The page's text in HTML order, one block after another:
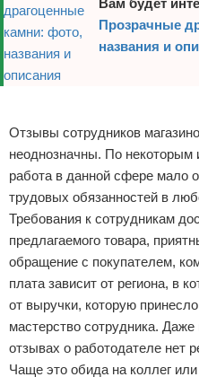
Вам будет
Прозрачные
названия и
Отзывы сотрудников
неоднозначны. По некоторым
работа в данной сфере мало
трудовых обязанностей в
Требования к сотрудникам
предлагаемого товара,
обращение с покупателем,
плата зависит от региона, в
от выручки, которую
мастерство сотрудника.
отзывах о работодателе нет
Чаще это обида на коллег